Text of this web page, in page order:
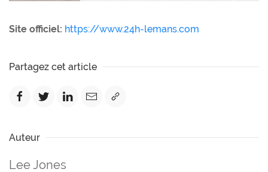
Site officiel: https://www.24h-lemans.com
Partagez cet article
Auteur
Lee Jones